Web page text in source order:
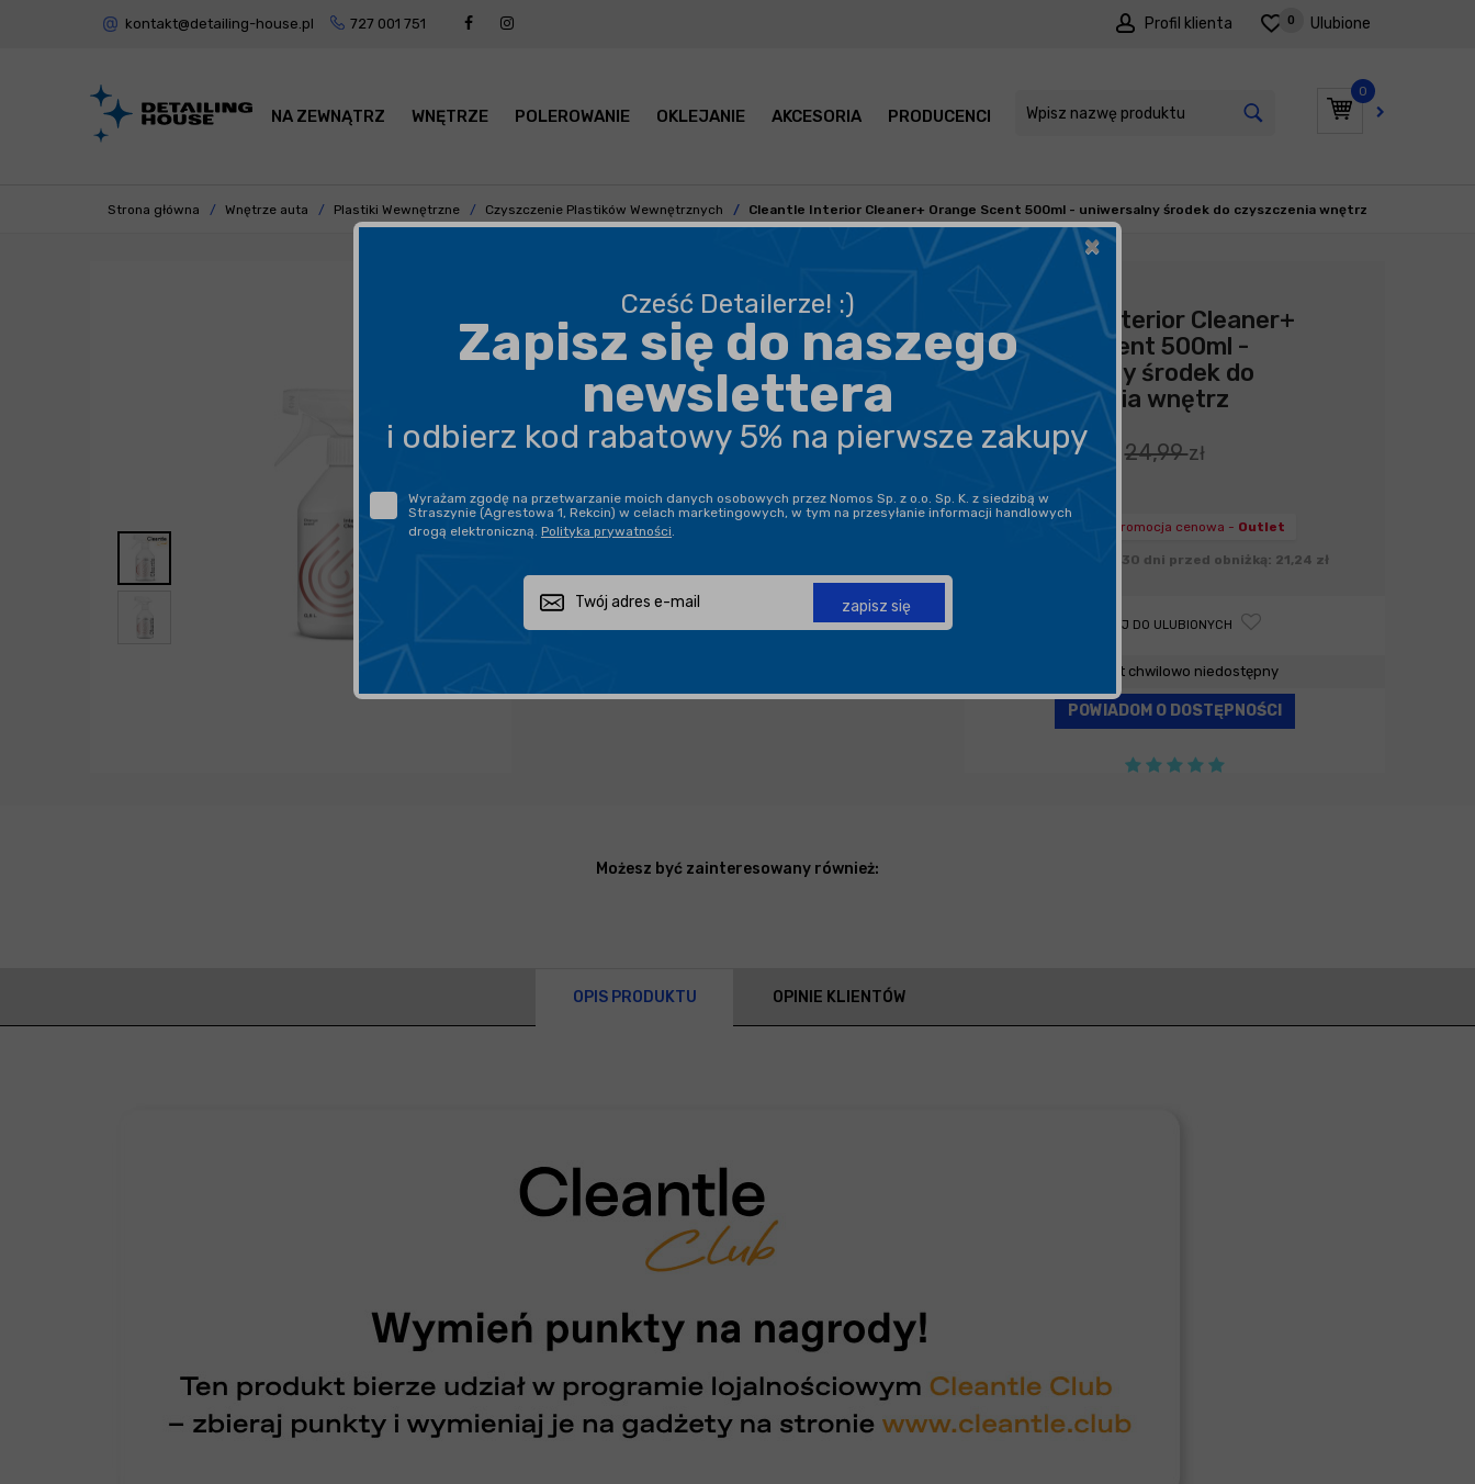
kontakt@detailing-house.pl 727 001 751 Profil klienta Ulubione
0
0
NA ZEWNĄTRZ WNĘTRZE POLEROWANIE OKLEJANIE AKCESORIA PRODUCENCI PROMOCJE
Strona główna Wnętrze auta Plastiki Wewnętrzne Czyszczenie Plastików Wewnętrznych Cleantle Interior Cleaner+ Orange Scent 500ml - uniwersalny środek do czyszczenia wnętrz
Cleantle Interior Cleaner+– to silnie skoncentrowany
produkt o wszechstronnym zastosowaniu i rewolucyjnej
sile działania.
dalej
DARMOWA DOSTAWA OD 199,90 ZŁ
Producent: Cleantle
Cleantle Interior Cleaner+
Orange Scent 500ml -
uniwersalny środek do
czyszczenia wnętrz
17,49 24,99zł
promocja cenowa - Outlet
Najniższa cena z 30 dni przed obniżką: 21,24 zł
DODAJ DO ULUBIONYCH
Produkt chwilowo niedostępny
POWIADOM O DOSTĘPNOŚCI
Możesz być zainteresowany również:
OPIS PRODUKTU OPINIE KLIENTÓW
×
Cześć Detailerze! :)
Zapisz się do naszego
newslettera
i odbierz kod rabatowy 5% na pierwsze zakupy
Wyrażam zgodę na przetwarzanie moich danych osobowych przez Nomos Sp. z o.o. Sp. K. z siedzibą w
Straszynie (Agrestowa 1, Rekcin) w celach marketingowych, w tym na przesyłanie informacji handlowych
drogą elektroniczną. Polityka prywatności
zapisz się